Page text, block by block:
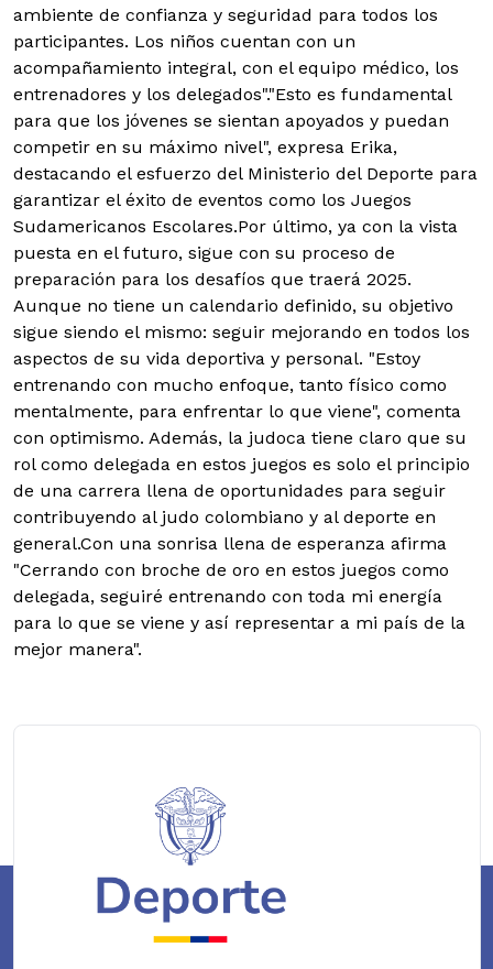
ambiente de confianza y seguridad para todos los
participantes. Los niños cuentan con un
acompañamiento integral, con el equipo médico, los
entrenadores y los delegados"."Esto es fundamental
para que los jóvenes se sientan apoyados y puedan
competir en su máximo nivel", expresa Erika,
destacando el esfuerzo del Ministerio del Deporte para
garantizar el éxito de eventos como los Juegos
Sudamericanos Escolares.Por último, ya con la vista
puesta en el futuro, sigue con su proceso de
preparación para los desafíos que traerá 2025.
Aunque no tiene un calendario definido, su objetivo
sigue siendo el mismo: seguir mejorando en todos los
aspectos de su vida deportiva y personal. "Estoy
entrenando con mucho enfoque, tanto físico como
mentalmente, para enfrentar lo que viene", comenta
con optimismo. Además, la judoca tiene claro que su
rol como delegada en estos juegos es solo el principio
de una carrera llena de oportunidades para seguir
contribuyendo al judo colombiano y al deporte en
general.Con una sonrisa llena de esperanza afirma
"Cerrando con broche de oro en estos juegos como
delegada, seguiré entrenando con toda mi energía
para lo que se viene y así representar a mi país de la
mejor manera".